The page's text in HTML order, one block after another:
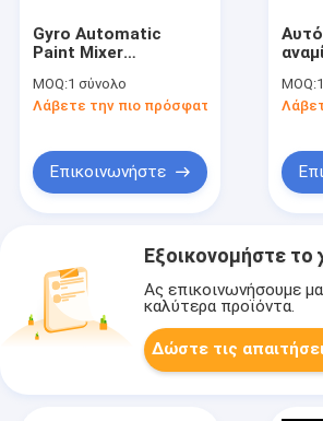
Gyro Automatic
Paint Mixer
ρυθμιζόμενη αντοχή
σύσφιξης
MOQ:1 σύνολο
Λάβετε την πιο πρόσφατη τιμή
Επικοινωνήστε
MOQ:
Εξοικονομήστε το
Ας επικοινωνήσουμε
καλύτερα προϊόντα.
Δώστε τις